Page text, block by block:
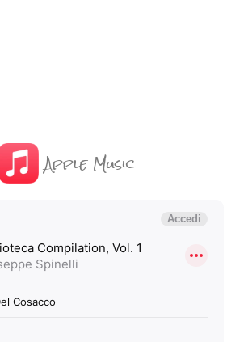
Apple Music